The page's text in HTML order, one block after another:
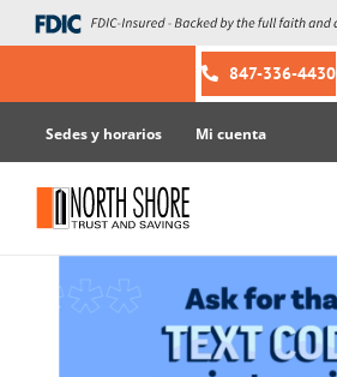
Skip
to
847-336-4430
Sedes y horarios Mi cuenta